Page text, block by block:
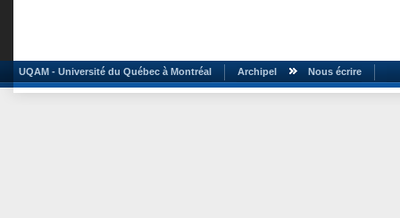
UQAM - Université du Québec à Montréal Archipel Nous écrire